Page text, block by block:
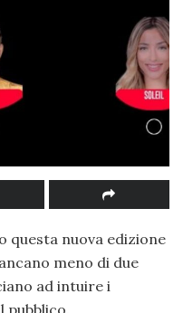
questa nuova edizione
meno di due
ad intuire i